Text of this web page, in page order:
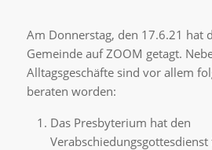
Am Donnerstag, den 17.6.21 hat
Gemeinde auf ZOOM getagt.
Alltagsgeschäfte sind vor allem
beraten worden:
Das Presbyterium hat den